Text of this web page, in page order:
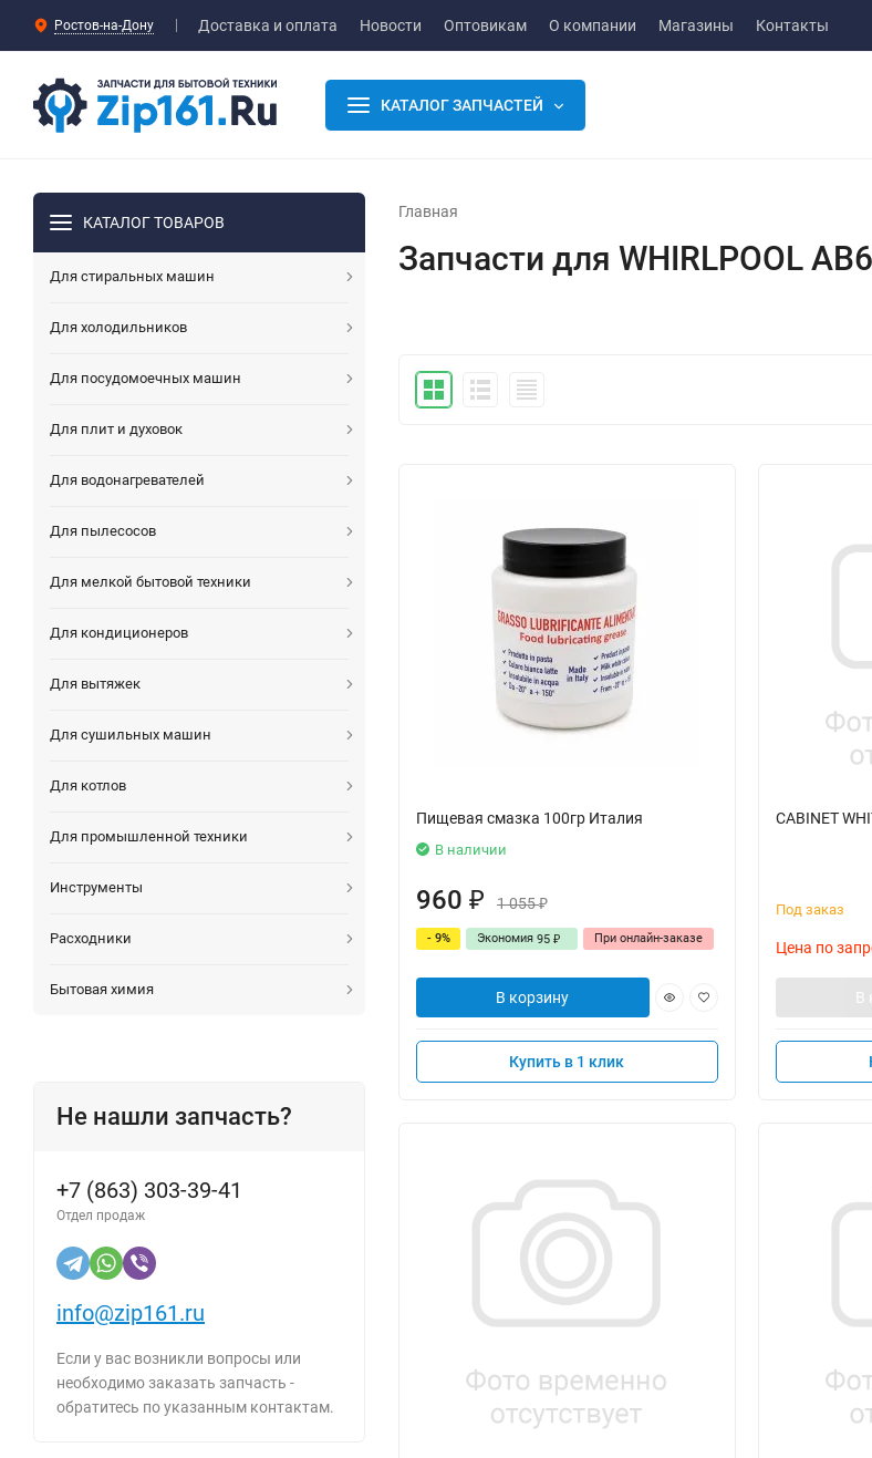
Ростов-на-Дону Доставка и оплата Новости Оптовикам О компании Магазины Контакты
КАТАЛОГ ЗАПЧАСТЕЙ
КАТАЛОГ ТОВАРОВ
Для стиральных машин
Для холодильников
Для посудомоечных машин
Для плит и духовок
Для водонагревателей
Для пылесосов
Для мелкой бытовой техники
Для кондиционеров
Для вытяжек
Для сушильных машин
Для котлов
Для промышленной техники
Инструменты
Расходники
Бытовая химия
Не нашли запчасть?
+7 (863) 303-39-41
Отдел продаж
info@zip161.ru
Если у вас возникли вопросы или
необходимо заказать запчасть -
обратитесь по указанным контактам.
Главная
Запчасти для WHIRLPOOL
Пищевая смазка 100гр Италия
В наличии
960 ₽ 1 055₽
- 9% Экономия 95 ₽ При онлайн-заказе
В корзину
Купить в 1 клик
CABINET
Под заказ
Цена по
В